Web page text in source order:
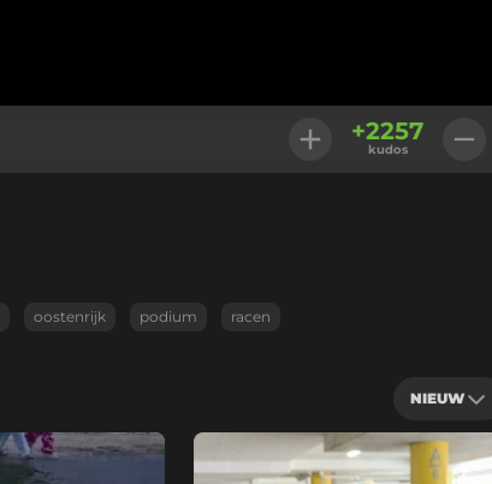
+2257
kudos
oostenrijk podium racen
NIEUW